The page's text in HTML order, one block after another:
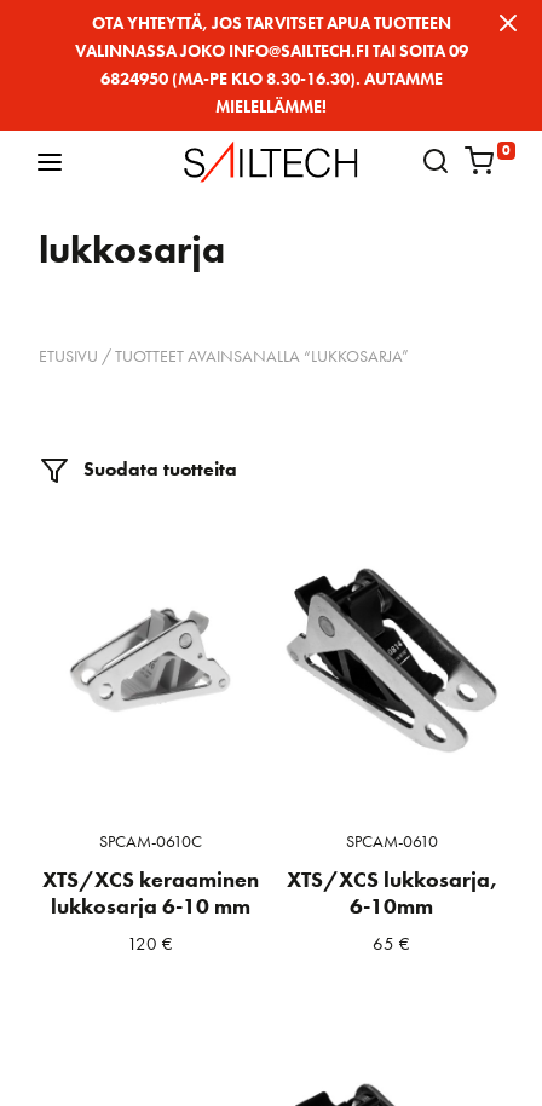
OTA YHTEYTTÄ, JOS TARVITSET APUA TUOTTEEN
VALINNASSA JOKO INFO@SAILTECH.FI TAI SOITA 09
6824950 (MA-PE KLO 8.30-16.30). AUTAMME
MIELELLÄMME!
0
lukkosarja
ETUSIVU / TUOTTEET AVAINSANALLA “LUKKOSARJA”
Suodata tuotteita
SPCAM-0610C
XTS/XCS keraaminen
lukkosarja 6-10 mm
120€
SPCAM-0610
XTS/XCS lukkosarja,
6-10mm
65€